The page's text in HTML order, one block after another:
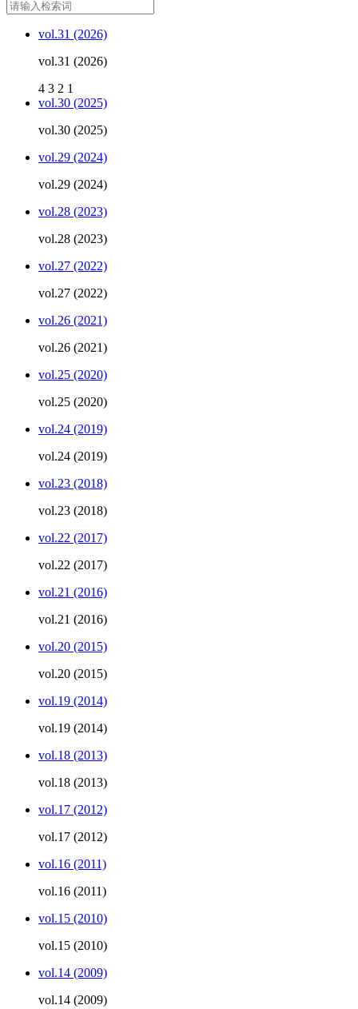
vol.31 (2026)
vol.31 (2026)
4 3 2 1
vol.30 (2025)
vol.30 (2025)
vol.29 (2024)
vol.29 (2024)
vol.28 (2023)
vol.28 (2023)
vol.27 (2022)
vol.27 (2022)
vol.26 (2021)
vol.26 (2021)
vol.25 (2020)
vol.25 (2020)
vol.24 (2019)
vol.24 (2019)
vol.23 (2018)
vol.23 (2018)
vol.22 (2017)
vol.22 (2017)
vol.21 (2016)
vol.21 (2016)
vol.20 (2015)
vol.20 (2015)
vol.19 (2014)
vol.19 (2014)
vol.18 (2013)
vol.18 (2013)
vol.17 (2012)
vol.17 (2012)
vol.16 (2011)
vol.16 (2011)
vol.15 (2010)
vol.15 (2010)
vol.14 (2009)
vol.14 (2009)